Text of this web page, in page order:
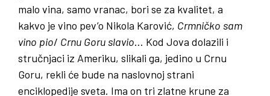
malo vina, samo vranac, bori se za kvalitet, a
kakvo je vino pev’o Nikola Karović, Crmničko sam
vino pio/ Crnu Goru slavio… Kod Jova dolazili i
stručnjaci iz Ameriku, slikali ga, jedino u Crnu
Goru, rekli će bude na naslovnoj strani
enciklopedije sveta. Ima on tri zlatne krune za